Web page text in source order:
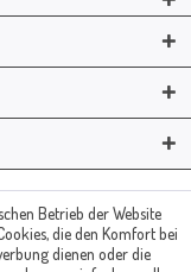
Westring 2 | 45659
muehle.de
Betrieb der Website
die den Komfort bei
dienen oder die